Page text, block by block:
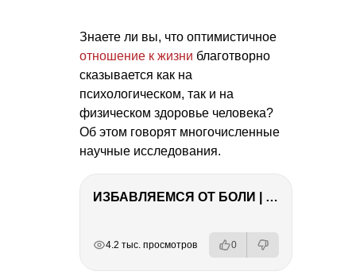
Знаете ли вы, что оптимистичное
отношение к жизни благотворно
сказывается как на
психологическом, так и на
физическом здоровье человека?
Об этом говорят многочисленные
научные исследования.
ИЗБАВЛЯЕМСЯ ОТ БОЛИ | Важность режима и питания
4.2 тыс. просмотров 0